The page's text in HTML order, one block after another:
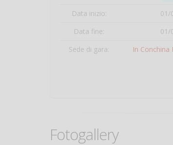
Data inizio:
01/
Data fine:
01/
Sede di gara:
In Conchina
Fotogallery